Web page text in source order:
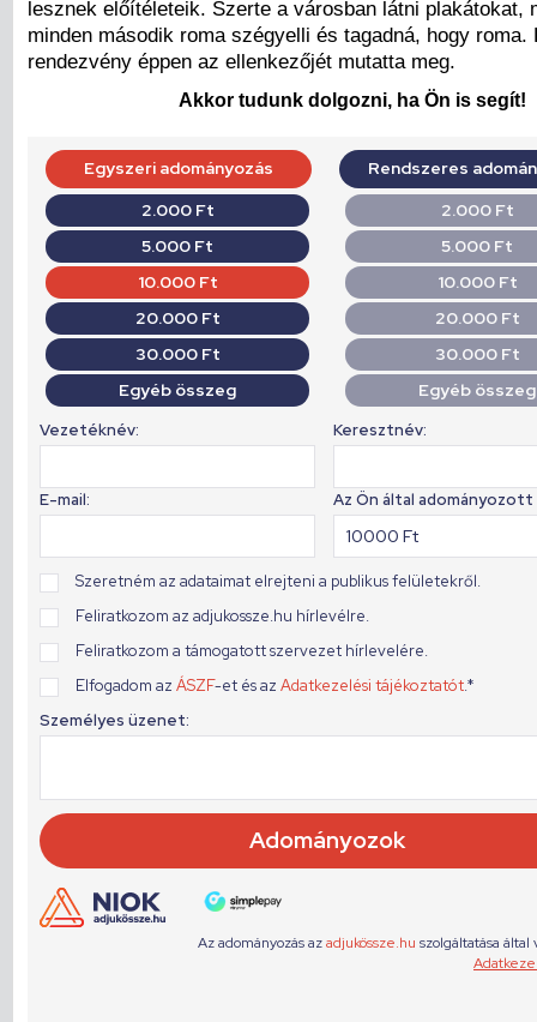
lesznek előítéleteik. Szerte a városban látni plakátokat,
minden második roma szégyelli és tagadná, hogy
rendezvény éppen az ellenkezőjét mutatta meg.
Akkor tudunk dolgozni, ha Ön is segít!